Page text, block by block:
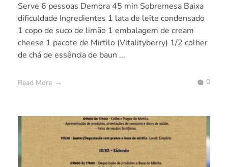
Serve 6 pessoas Demora 45 min Sobremesa Baixa
dificuldade Ingredientes 1 lata de leite condensado
1 copo de suco de limão 1 embalagem de cream
cheese 1 pacote de Mirtilo (Vitalityberry) 1/2 colher
de chá de essência de baun ...
Read More 0